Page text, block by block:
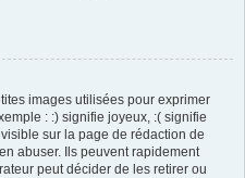
images utilisées pour exprimer
: :) signifie joyeux, :( signifie
sur la page de rédaction de
abuser. Ils peuvent rapidement
peut décider de les retirer ou